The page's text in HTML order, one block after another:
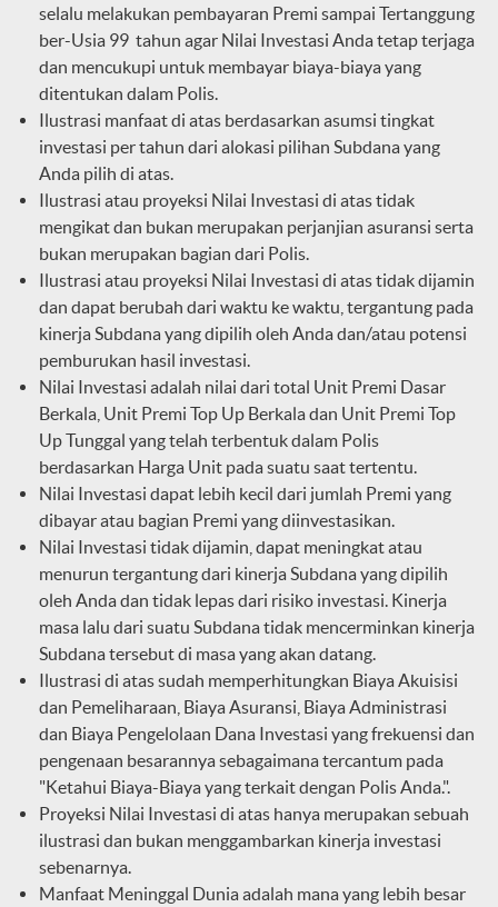
selalu melakukan pembayaran Premi sampai Tertanggung
ber-Usia 99 tahun agar Nilai Investasi Anda tetap terjaga
dan mencukupi untuk membayar biaya-biaya yang
ditentukan dalam Polis.
Ilustrasi manfaat di atas berdasarkan asumsi tingkat
investasi per tahun dari alokasi pilihan Subdana yang
Anda pilih di atas.
Ilustrasi atau proyeksi Nilai Investasi di atas tidak
mengikat dan bukan merupakan perjanjian asuransi serta
bukan merupakan bagian dari Polis.
Ilustrasi atau proyeksi Nilai Investasi di atas tidak dijamin
dan dapat berubah dari waktu ke waktu, tergantung pada
kinerja Subdana yang dipilih oleh Anda dan/atau potensi
pemburukan hasil investasi.
Nilai Investasi adalah nilai dari total Unit Premi Dasar
Berkala, Unit Premi Top Up Berkala dan Unit Premi Top
Up Tunggal yang telah terbentuk dalam Polis
berdasarkan Harga Unit pada suatu saat tertentu.
Nilai Investasi dapat lebih kecil dari jumlah Premi yang
dibayar atau bagian Premi yang diinvestasikan.
Nilai Investasi tidak dijamin, dapat meningkat atau
menurun tergantung dari kinerja Subdana yang dipilih
oleh Anda dan tidak lepas dari risiko investasi. Kinerja
masa lalu dari suatu Subdana tidak mencerminkan kinerja
Subdana tersebut di masa yang akan datang.
Ilustrasi di atas sudah memperhitungkan Biaya Akuisisi
dan Pemeliharaan, Biaya Asuransi, Biaya Administrasi
dan Biaya Pengelolaan Dana Investasi yang frekuensi dan
pengenaan besarannya sebagaimana tercantum pada
"Ketahui Biaya-Biaya yang terkait dengan Polis Anda.".
Proyeksi Nilai Investasi di atas hanya merupakan sebuah
ilustrasi dan bukan menggambarkan kinerja investasi
sebenarnya.
Manfaat Meninggal Dunia adalah mana yang lebih besar